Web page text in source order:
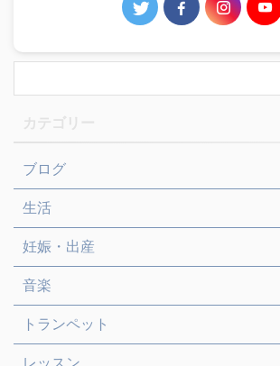
ブログ
生活
妊娠・出産
音楽
トランペット